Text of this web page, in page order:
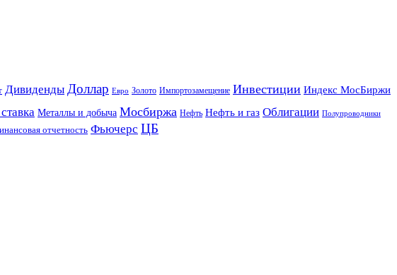
Дивиденды Доллар Евро Золото Импортозамещение Инвестиции Индекс МосБиржи
Металлы и добыча Мосбиржа Нефть Нефть и газ Облигации Полупроводники
отчетность Фьючерс ЦБ